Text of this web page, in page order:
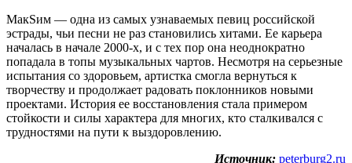
МакSим — одна из самых узнаваемых певиц российской
эстрады, чьи песни не раз становились хитами. Ее карьера
началась в начале 2000-х, и с тех пор она неоднократно
попадала в топы музыкальных чартов. Несмотря на серьезные
испытания со здоровьем, артистка смогла вернуться к
творчеству и продолжает радовать поклонников новыми
проектами. История ее восстановления стала примером
стойкости и силы характера для многих, кто сталкивался с
трудностями на пути к выздоровлению.
Источник: peterburg2.ru